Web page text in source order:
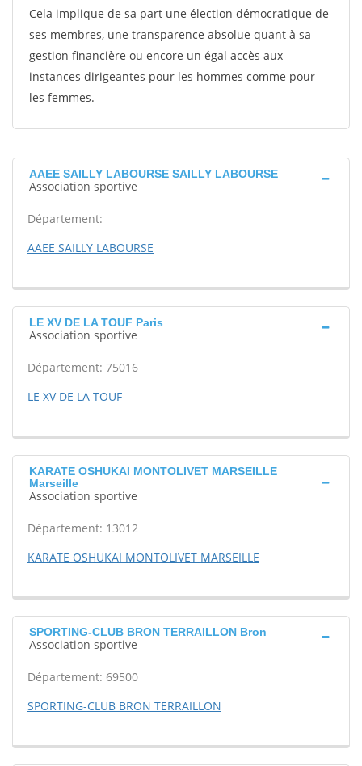
Cela implique de sa part une élection démocratique de
ses membres, une transparence absolue quant à sa
gestion financière ou encore un égal accès aux
instances dirigeantes pour les hommes comme pour
les femmes.
AAEE SAILLY LABOURSE SAILLY LABOURSE
Association sportive
Département:
AAEE SAILLY LABOURSE
LE XV DE LA TOUF Paris
Association sportive
Département: 75016
LE XV DE LA TOUF
KARATE OSHUKAI MONTOLIVET MARSEILLE
Marseille
Association sportive
Département: 13012
KARATE OSHUKAI MONTOLIVET MARSEILLE
SPORTING-CLUB BRON TERRAILLON Bron
Association sportive
Département: 69500
SPORTING-CLUB BRON TERRAILLON